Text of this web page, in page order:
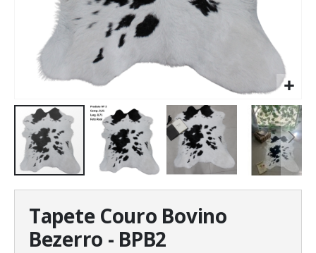
inícioTapete Couro Bovino
Bezerro - BPB2